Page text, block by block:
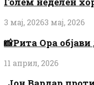
3 мај, 20263 мај, 2026
📸Рита Ора
11 април, 2026